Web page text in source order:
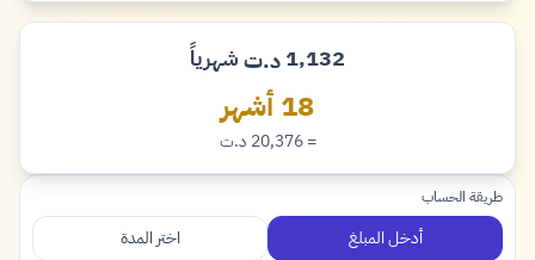
1,132
دينار
د.تشهرياً
18 أشهر
= 20,376 دينار
د.ت
طريقة الحساب
أدخل المبلغ اختر المدة